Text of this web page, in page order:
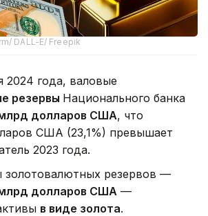
DALL-E/ Freepik
2024 года, валовые
резервы Национального банка
долларов США, что
США (23,1%) превышает
2023 года.
золотовалютных резервов —
долларов США —
в виде золота.